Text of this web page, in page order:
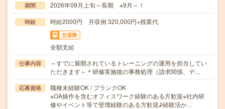
期間 2026年09月上旬～長期 ※9月～！
時給 時給2000円 月収例 320,000円+残業代
交通費
全額支給
仕事内容
～すでに展開されているトレーニングの運用を担当してい
ただきます～＊研修実施後の事務処理（請求関係、デ…
応募資格
職種未経験OK / ブランクOK
※OA操作を含むオフィスワーク経験のある方歓迎※社内研
修やイベント等で登壇経験のある方歓迎♪経験活か…